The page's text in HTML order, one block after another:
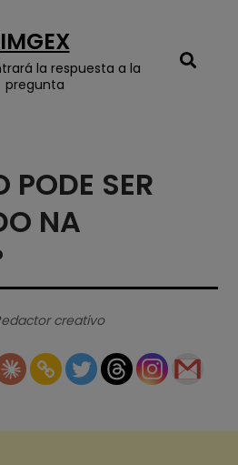
IMGEX
la respuesta a la
pregunta
PODE SER
NA
creativo